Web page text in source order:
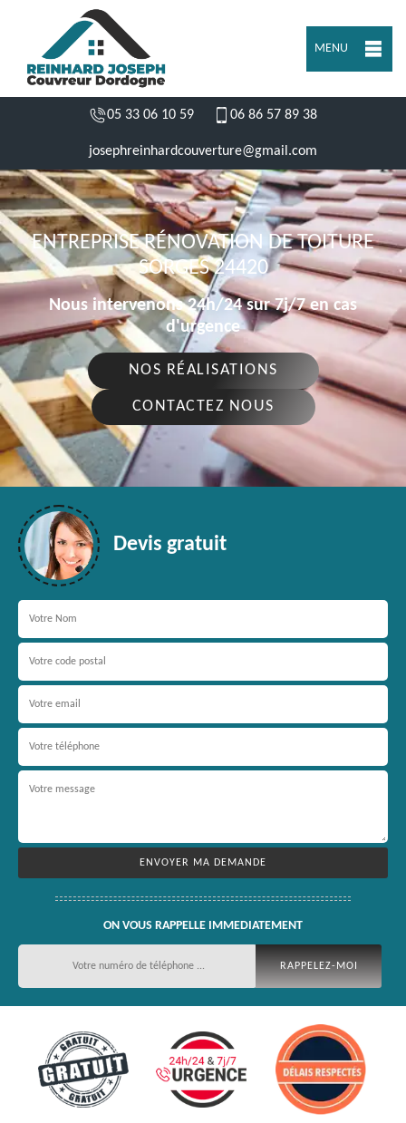
MENU
05 33 06 10 59 06 86 57 89 38
josephreinhardcouverture@gmail.com
ENTREPRISE RÉNOVATION DE TOITURE
SORGES 24420
Nous intervenons 24h/24 sur 7j/7 en cas
d'urgence
NOS RÉALISATIONS
CONTACTEZ NOUS
Devis gratuit
ON VOUS RAPPELLE IMMEDIATEMENT